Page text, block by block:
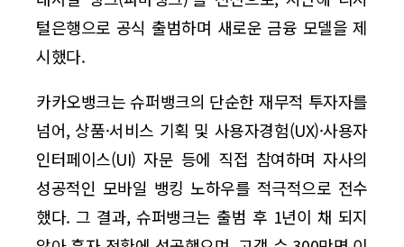
털은행으로 공식 출범하며 새로운 금융 모델을 제
시했다.
카카오뱅크는 슈퍼뱅크의 단순한 재무적 투자자를
넘어, 상품·서비스 기획 및 사용자경험(UX)·사용자
인터페이스(UI) 자문 등에 직접 참여하며 자사의
성공적인 모바일 뱅킹 노하우를 적극적으로 전수
했다. 그 결과, 슈퍼뱅크는 출범 후 1년이 채 되지